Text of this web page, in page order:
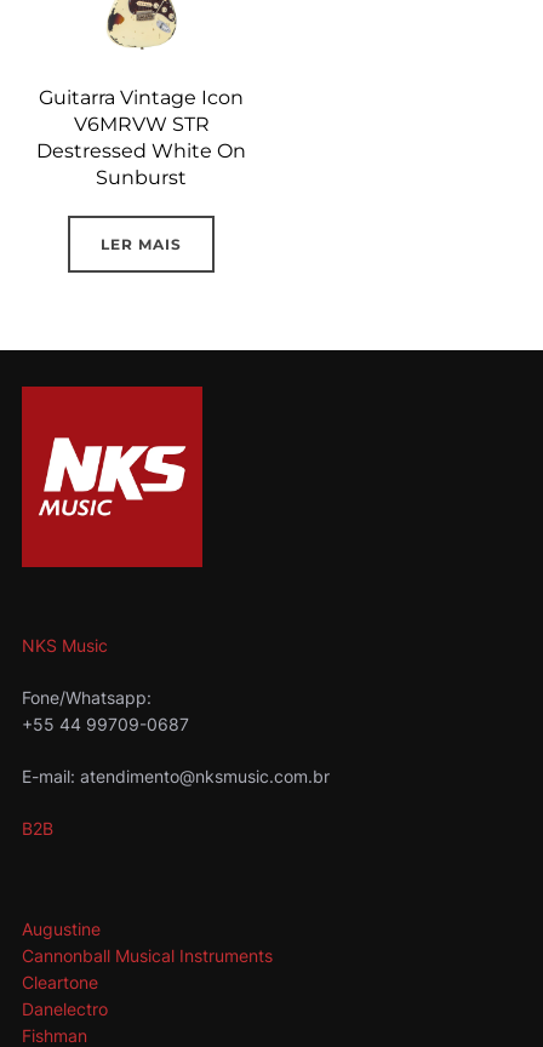
Guitarra Vintage Icon
V6MRVW STR
Destressed White On
Sunburst
LER MAIS
NKS Music
Fone/Whatsapp:
+55 44 99709-0687
E-mail: atendimento@nksmusic.com.br
B2B
Augustine
Cannonball Musical Instruments
Cleartone
Danelectro
Fishman